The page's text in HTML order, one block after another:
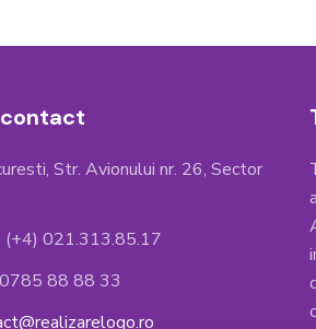
Str. Avionului nr. 26, Sector
(+4) 021.313.85.17
88 88 33